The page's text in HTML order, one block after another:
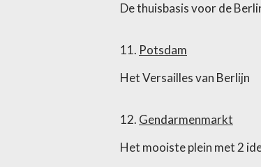
De thuisbasis voor de
11. Potsdam
Het Versailles van Berlijn
12. Gendarmenmarkt
Het mooiste plein met 2